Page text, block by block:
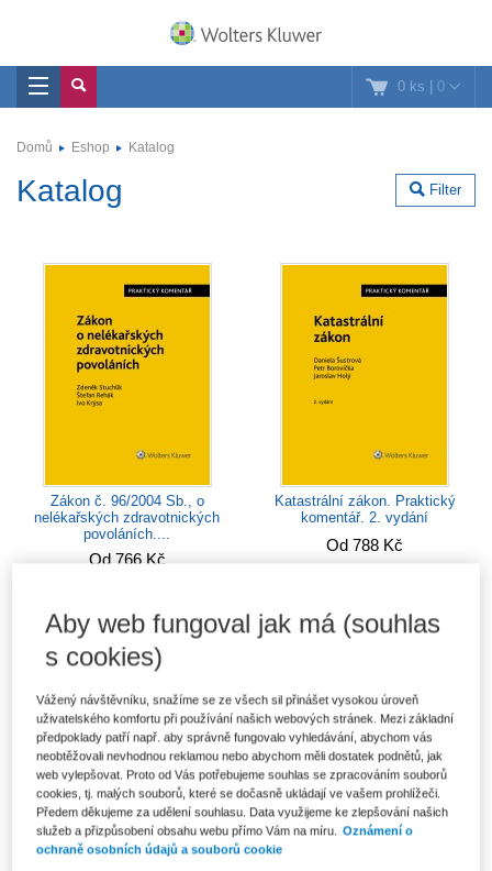
0 ks | 0
Domů Eshop Katalog
Filter
Katalog
Zákon č. 96/2004 Sb., o
nelékařských zdravotnických
povoláních....
Od 766 Kč
Katastrální zákon. Praktický
komentář. 2. vydání
Od 788 Kč
Zákon o státní památkové péči.
Vyhláška o pracovnělékařských
Aby web fungoval jak má (souhlas
s cookies)
Vážený návštěvníku, snažíme se ze všech sil přinášet vysokou úroveň
uživatelského komfortu při používání našich webových stránek. Mezi základní
předpoklady patří např. aby správně fungovalo vyhledávání, abychom vás
neobtěžovali nevhodnou reklamou nebo abychom měli dostatek podnětů, jak
web vylepšovat. Proto od Vás potřebujeme souhlas se zpracováním souborů
cookies, tj. malých souborů, které se dočasně ukládají ve vašem prohlížeči.
Předem děkujeme za udělení souhlasu. Data využijeme ke zlepšování našich
služeb a přizpůsobení obsahu webu přímo Vám na míru.
Oznámení o
ochraně osobních údajů a souborů cookie